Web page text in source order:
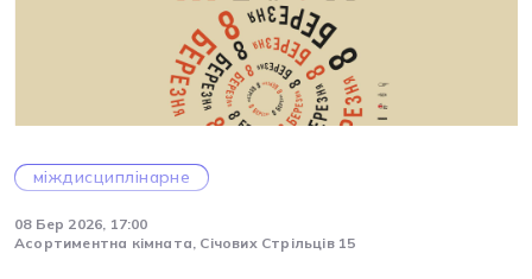
міждисциплінарне
08 Бер 2026, 17:00
Асортиментна кімната, Січових Стрільців 15